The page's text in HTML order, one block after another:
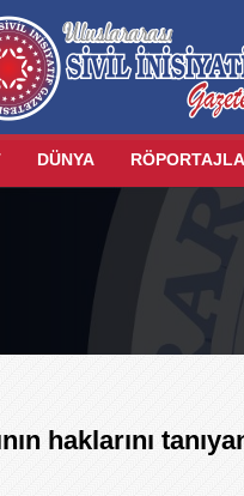
DÜNYA
haklarını